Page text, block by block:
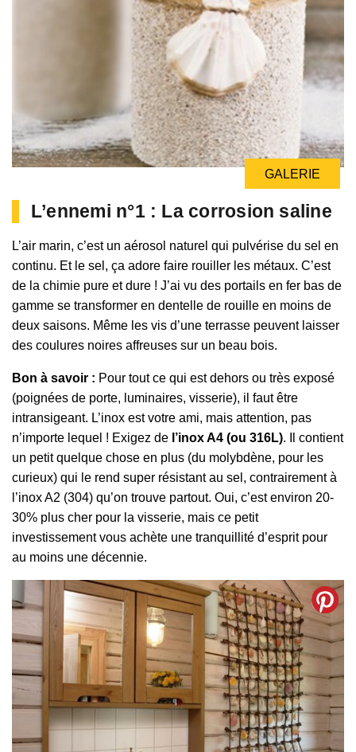
GALERIE
L’ennemi n°1 : La corrosion saline
L’air marin, c’est un aérosol naturel qui pulvérise du sel en
continu. Et le sel, ça adore faire rouiller les métaux. C’est
de la chimie pure et dure ! J’ai vu des portails en fer bas de
gamme se transformer en dentelle de rouille en moins de
deux saisons. Même les vis d’une terrasse peuvent laisser
des coulures noires affreuses sur un beau bois.
Bon à savoir : Pour tout ce qui est dehors ou très exposé
(poignées de porte, luminaires, visserie), il faut être
intransigeant. L’inox est votre ami, mais attention, pas
n’importe lequel ! Exigez de l’inox A4 (ou 316L). Il contient
un petit quelque chose en plus (du molybdène, pour les
curieux) qui le rend super résistant au sel, contrairement à
l’inox A2 (304) qu’on trouve partout. Oui, c’est environ 20-
30% plus cher pour la visserie, mais ce petit
investissement vous achète une tranquillité d’esprit pour
au moins une décennie.